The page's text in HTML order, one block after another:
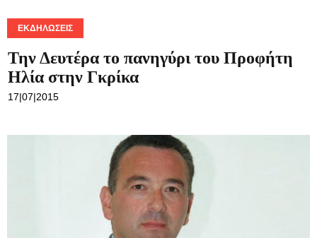
ΠΟΛΙΤΙΚΉ
Βασίλης Διαμάντης: Γι’ αυτούς τους
λόγους πρέπει το εμπορευματικό να γίνει
στην Γκρίκα Παραμυθιάς…